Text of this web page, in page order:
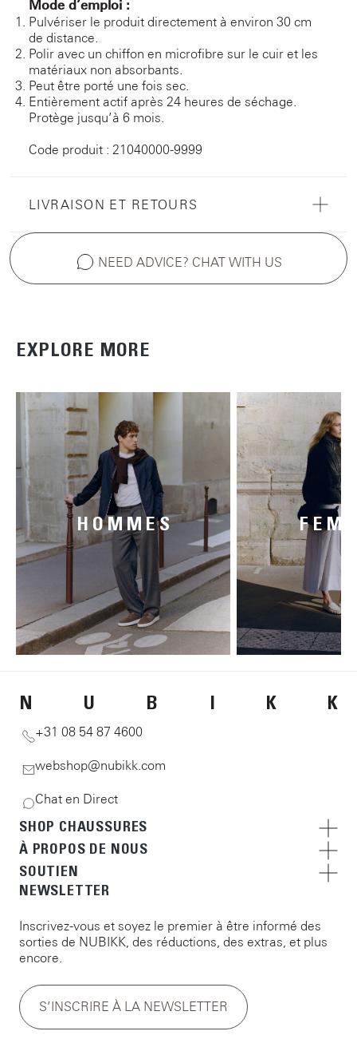
Mode d’emploi :
Pulvériser le produit directement à environ 30 cm
de distance.
Polir avec un chiffon en microfibre sur le cuir et les
matériaux non absorbants.
Peut être porté une fois sec.
Entièrement actif après 24 heures de séchage.
Protège jusqu’à 6 mois.
Code produit : 21040000-9999
LIVRAISON ET RETOURS
NEED ADVICE? CHAT WITH US
EXPLORE MORE
HOMMES
N U B I K K
+31 08 54 87 4600
webshop@nubikk.com
Chat en Direct
SHOP CHAUSSURES
À PROPOS DE NOUS
SOUTIEN
NEWSLETTER
Inscrivez-vous et soyez le premier à être informé des
sorties de NUBIKK, des réductions, des extras, et plus
encore.
S’INSCRIRE À LA NEWSLETTER